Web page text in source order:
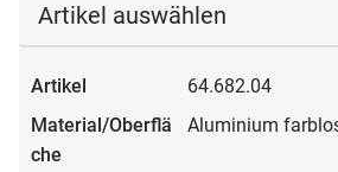
Artikel auswählen
64.682.04
Aluminium